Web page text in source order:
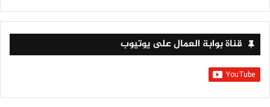
قناة بوابة العمال على يوتيوب